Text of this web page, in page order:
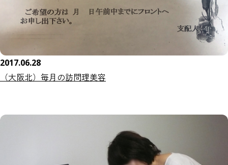
2017.06.28
（大阪北）毎月の訪問理美容